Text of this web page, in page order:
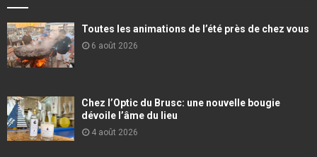
Toutes les animations de l’été près de chez vous
6 août 2026
Chez l’Optic du Brusc: une nouvelle bougie
dévoile l’âme du lieu
4 août 2026